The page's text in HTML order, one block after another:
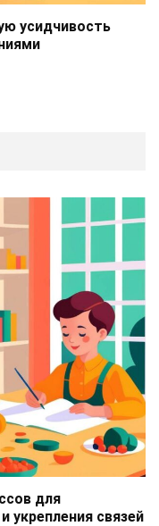
усидчивость
для
укрепления связей